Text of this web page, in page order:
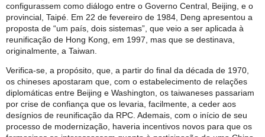
configurassem como diálogo entre o Governo Central, Beijing, e o
provincial, Taipé. Em 22 de fevereiro de 1984, Deng apresentou a
proposta de “um país, dois sistemas”, que veio a ser aplicada à
reunificação de Hong Kong, em 1997, mas que se destinava,
originalmente, a Taiwan.
Verifica-se, a propósito, que, a partir do final da década de 1970,
os chineses apostaram que, com o estabelecimento de relações
diplomáticas entre Beijing e Washington, os taiwaneses passariam
por crise de confiança que os levaria, facilmente, a ceder aos
desígnios de reunificação da RPC. Ademais, com o início de seu
processo de modernização, haveria incentivos novos para que os